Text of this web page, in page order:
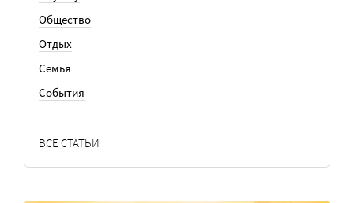
Общество
Отдых
Семья
События
ВСЕ СТАТЬИ